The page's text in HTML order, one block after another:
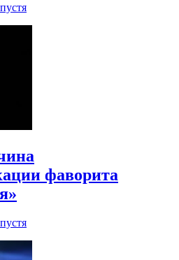
фаворита